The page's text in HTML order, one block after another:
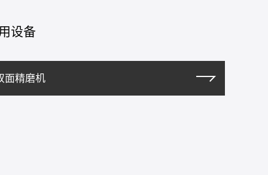
设备
面精磨机